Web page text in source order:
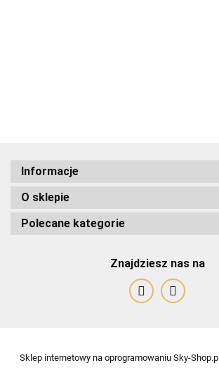
Alessandro Paoli
Informacje
O sklepie
Polecane kategorie
Znajdziesz nas na
Sklep internetowy na oprogramowaniu Sky-Shop.pl